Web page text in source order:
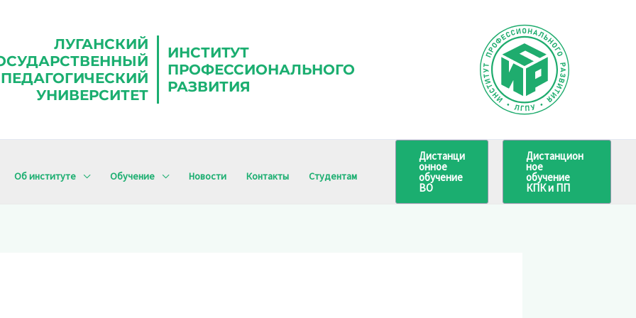
ЛУГАНСКИЙ
ПЕДАГОГИЧЕСКИЙ
УНИВЕРСИТЕТ
ИНСТИТУТ
ПРОФЕССИОНАЛЬНОГО
РАЗВИТИЯ
Об институте Обучение Новости Контакты Студентам
Дистанци
онное
обучение
ВО
Дистанцион
ное
обучение
КПК и ПП